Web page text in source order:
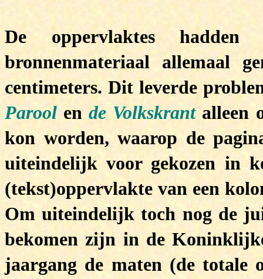
De oppervlaktes
bronnenmateriaal allemaal
centimeters. Dit leverde
Parool ende Volkskrantalleen
kon worden, waarop de
uiteindelijk voor gekozen in
(tekst)oppervlakte van een
Om uiteindelijk toch nog de
bekomen zijn in de
jaargang de maten (de totale